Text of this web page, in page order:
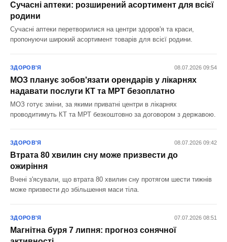
Сучасні аптеки: розширений асортимент для всієї
родини
Сучасні аптеки перетворилися на центри здоров'я та краси,
пропонуючи широкий асортимент товарів для всієї родини.
ЗДОРОВ'Я 08.07.2026 09:54
МОЗ планує зобов'язати орендарів у лікарнях
надавати послуги КТ та МРТ безоплатно
МОЗ готує зміни, за якими приватні центри в лікарнях
проводитимуть КТ та МРТ безкоштовно за договором з державою.
ЗДОРОВ'Я 08.07.2026 09:42
Втрата 80 хвилин сну може призвести до
ожиріння
Вчені з'ясували, що втрата 80 хвилин сну протягом шести тижнів
може призвести до збільшення маси тіла.
ЗДОРОВ'Я 07.07.2026 08:51
Магнітна буря 7 липня: прогноз сонячної